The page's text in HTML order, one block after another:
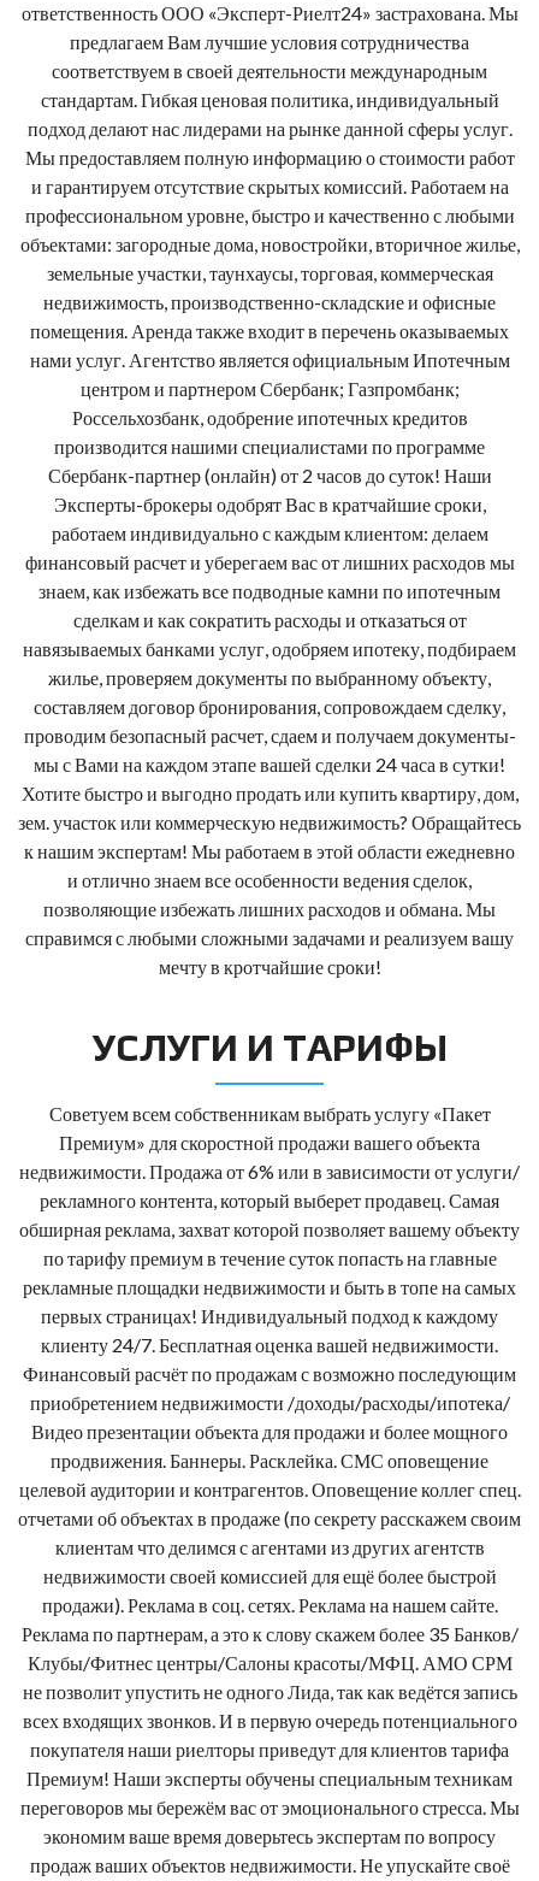
ответственность ООО «Эксперт-Риелт24» застрахована. Мы
предлагаем Вам лучшие условия сотрудничества
соответствуем в своей деятельности международным
стандартам. Гибкая ценовая политика, индивидуальный
подход делают нас лидерами на рынке данной сферы услуг.
Мы предоставляем полную информацию о стоимости работ
и гарантируем отсутствие скрытых комиссий. Работаем на
профессиональном уровне, быстро и качественно с любыми
объектами: загородные дома, новостройки, вторичное жилье,
земельные участки, таунхаусы, торговая, коммерческая
недвижимость, производственно-складские и офисные
помещения. Аренда также входит в перечень оказываемых
нами услуг. Агентство является официальным Ипотечным
центром и партнером Сбербанк; Газпромбанк;
Россельхозбанк, одобрение ипотечных кредитов
производится нашими специалистами по программе
Сбербанк-партнер (онлайн) от 2 часов до суток! Наши
Эксперты-брокеры одобрят Вас в кратчайшие сроки,
работаем индивидуально с каждым клиентом: делаем
финансовый расчет и уберегаем вас от лишних расходов мы
знаем, как избежать все подводные камни по ипотечным
сделкам и как сократить расходы и отказаться от
навязываемых банками услуг, одобряем ипотеку, подбираем
жилье, проверяем документы по выбранному объекту,
составляем договор бронирования, сопровождаем сделку,
проводим безопасный расчет, сдаем и получаем документы-
мы с Вами на каждом этапе вашей сделки 24 часа в сутки!
Хотите быстро и выгодно продать или купить квартиру, дом,
зем. участок или коммерческую недвижимость? Обращайтесь
к нашим экспертам! Мы работаем в этой области ежедневно
и отлично знаем все особенности ведения сделок,
позволяющие избежать лишних расходов и обмана. Мы
справимся с любыми сложными задачами и реализуем вашу
мечту в кротчайшие сроки!
УСЛУГИ И ТАРИФЫ
Советуем всем собственникам выбрать услугу «Пакет
Премиум» для скоростной продажи вашего объекта
недвижимости. Продажа от 6% или в зависимости от услуги/
рекламного контента, который выберет продавец. Самая
обширная реклама, захват которой позволяет вашему объекту
по тарифу премиум в течение суток попасть на главные
рекламные площадки недвижимости и быть в топе на самых
первых страницах! Индивидуальный подход к каждому
клиенту 24/7. Бесплатная оценка вашей недвижимости.
Финансовый расчёт по продажам с возможно последующим
приобретением недвижимости /доходы/расходы/ипотека/
Видео презентации объекта для продажи и более мощного
продвижения. Баннеры. Расклейка. СМС оповещение
целевой аудитории и контрагентов. Оповещение коллег спец.
отчетами об объектах в продаже (по секрету расскажем своим
клиентам что делимся с агентами из других агентств
недвижимости своей комиссией для ещё более быстрой
продажи). Реклама в соц. сетях. Реклама на нашем сайте.
Реклама по партнерам, а это к слову скажем более 35 Банков/
Клубы/Фитнес центры/Салоны красоты/МФЦ. АМО СРМ
не позволит упустить не одного Лида, так как ведётся запись
всех входящих звонков. И в первую очередь потенциального
покупателя наши риелторы приведут для клиентов тарифа
Премиум! Наши эксперты обучены специальным техникам
переговоров мы бережём вас от эмоционального стресса. Мы
экономим ваше время доверьтесь экспертам по вопросу
продаж ваших объектов недвижимости. Не упускайте своё